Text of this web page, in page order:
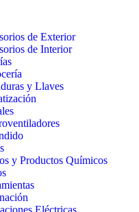
de Exterior
de Interior
y Llaves
y Productos Químicos
Eléctricas